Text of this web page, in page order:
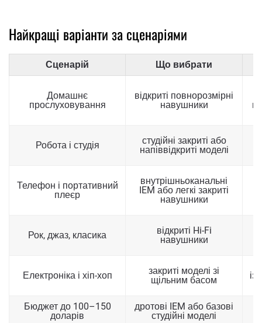
Найкращі варіанти за сценаріями
Сценарій Що вибрати
Домашнє
прослуховування
відкриті повнорозмірні
навушники
Робота і студія
студійні закриті або
напіввідкриті моделі
Телефон і портативний
плеєр
внутрішньоканальні
IEM або легкі закриті
навушники
Рок, джаз, класика
відкриті Hi-Fi
навушники
Електроніка і хіп-хоп
закриті моделі зі
щільним басом
Бюджет до 100–150
доларів
дротові IEM або базові
студійні моделі